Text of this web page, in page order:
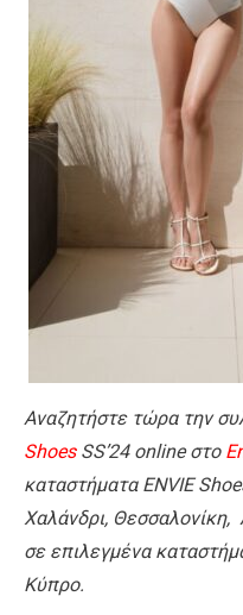
Αναζητήστε τώρα την
ShoesSS’24 onlineστο
καταστήματα ENVIE
Χαλάνδρι, Θεσσαλονίκη,
σε επιλεγμένα
Κύπρο.